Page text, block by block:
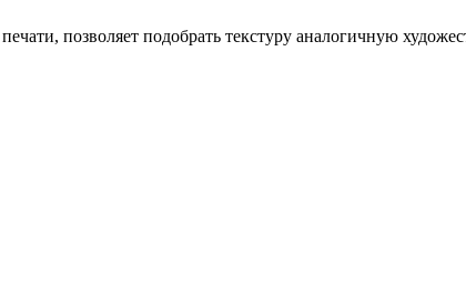
позволяет подобрать текстуру аналогичную